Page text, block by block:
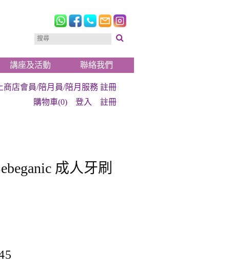
講座及活動 聯絡我們
商店會員/陪月員/陪月服務 註冊
購物車(0)
登入 註冊
成人牙刷